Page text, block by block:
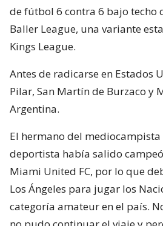
de fútbol 6 contra 6 bajo techo
Baller League, una variante
Kings League.
Antes de radicarse en Estados
Pilar, San Martín de Burzaco y
Argentina.
El hermano del
deportista había salido
Miami United FC, por lo que
Los Ángeles para jugar los
categoría amateur en el país.